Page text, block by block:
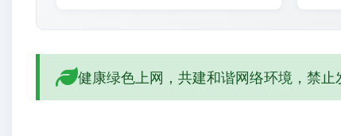
健康绿色上网，共建和谐网络环境，禁止